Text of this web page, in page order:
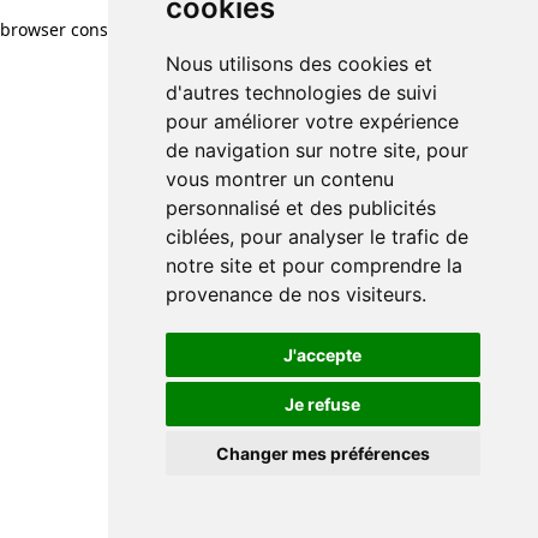
cookies
Nous utilisons des cookies et
d'autres technologies de suivi
pour améliorer votre expérience
de navigation sur notre site, pour
vous montrer un contenu
personnalisé et des publicités
ciblées, pour analyser le trafic de
notre site et pour comprendre la
provenance de nos visiteurs.
J'accepte
Je refuse
Changer mes préférences
cookies
Nous utilisons des cookies et
d'autres technologies de suivi
pour améliorer votre expérience
de navigation sur notre site, pour
vous montrer un contenu
personnalisé et des publicités
ciblées, pour analyser le trafic de
notre site et pour comprendre la
provenance de nos visiteurs.
J'accepte
Je refuse
Changer mes préférences
browser console for more information)